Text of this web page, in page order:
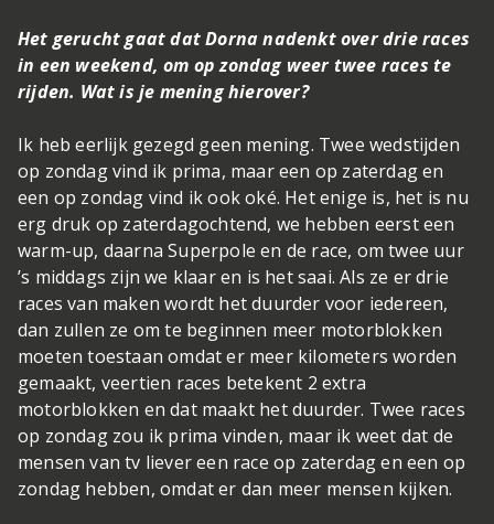
Het gerucht gaat dat Dorna nadenkt over drie races
in een weekend, om op zondag weer twee races te
rijden. Wat is je mening hierover?
Ik heb eerlijk gezegd geen mening. Twee wedstijden
op zondag vind ik prima, maar een op zaterdag en
een op zondag vind ik ook oké. Het enige is, het is nu
erg druk op zaterdagochtend, we hebben eerst een
warm-up, daarna Superpole en de race, om twee uur
’s middags zijn we klaar en is het saai. Als ze er drie
races van maken wordt het duurder voor iedereen,
dan zullen ze om te beginnen meer motorblokken
moeten toestaan omdat er meer kilometers worden
gemaakt, veertien races betekent 2 extra
motorblokken en dat maakt het duurder. Twee races
op zondag zou ik prima vinden, maar ik weet dat de
mensen van tv liever een race op zaterdag en een op
zondag hebben, omdat er dan meer mensen kijken.